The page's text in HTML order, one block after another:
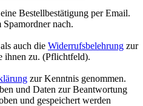
Bestellbestätigung per Email.
nach.
als auch die Widerrufsbelehrung zur
ihnen zu. (Pflichtfeld).
zur Kenntnis genommen.
und Daten zur Beantwortung
und gespeichert werden